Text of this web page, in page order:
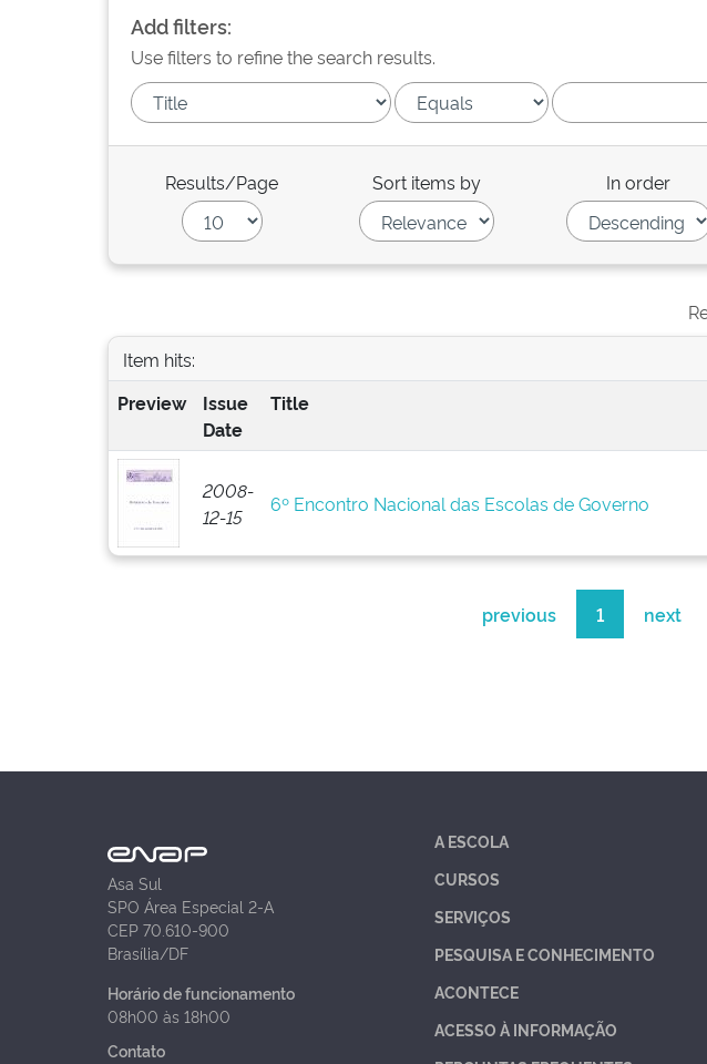
Add filters:
Use filters to refine the search results.
Results/Page Sort items by In order
Item hits:
Preview
Issue
Date
Title
2008-
12-15
6º Encontro Nacional das Escolas de Governo
previous 1 next
Asa Sul
SPO Área Especial 2-A
CEP 70.610-900
Brasília/DF
Horário de funcionamento
08h00 às 18h00
Contato
A ESCOLA
CURSOS
SERVIÇOS
PESQUISA E CONHECIMENTO
ACONTECE
ACESSO À INFORMAÇÃO